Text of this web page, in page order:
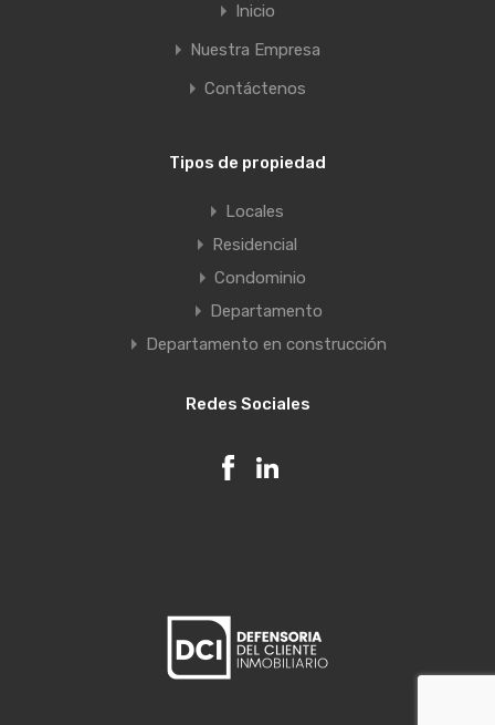
Inicio
Nuestra Empresa
Contáctenos
Tipos de propiedad
Locales
Residencial
Condominio
Departamento
Departamento en construcción
Redes Sociales